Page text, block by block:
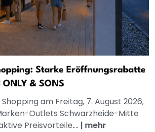
Starke Eröffnungsrabatte
& SONS
am Freitag, 7. August 2026,
Outlets Schwarzheide-Mitte
Preisvorteile.... | mehr